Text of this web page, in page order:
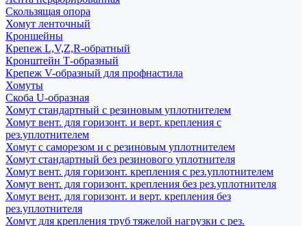
Скользящая опора
Хомут ленточный
Кроншейны
Крепеж L,V,Z,R-обратный
Кронштейн Т-образный
Крепеж V-образный для профнастила
Хомуты
Скоба U-образная
Хомут стандартный с резиновым уплотнителем
Хомут вент. для горизонт. и верт. крепления с
рез.уплотнителем
Хомут с саморезом и с резиновым уплотнителем
Хомут стандартный без резинового уплотнителя
Хомут вент. для горизонт. крепления с рез.уплотнителем
Хомут вент. для горизонт. крепления без рез.уплотнителя
Хомут вент. для горизонт. и верт. крепления без
рез.уплотнителя
Хомут для крепления труб тяжелой нагрузки с рез.